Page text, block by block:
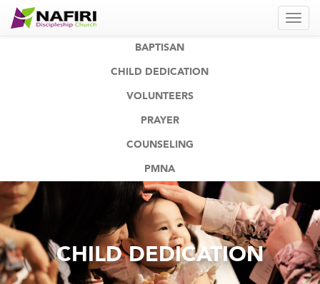
BAPTISAN
CHILD DEDICATION
VOLUNTEERS
PRAYER
COUNSELING
PMNA
CHILD DEDICATION